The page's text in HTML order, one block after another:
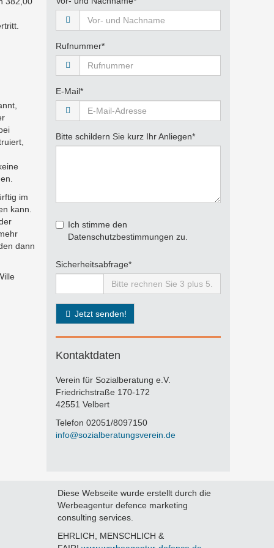
im
kann.
dann
RufnummerPflichtfeld
*
E-MailPflichtfeld
*
Bitte schildern Sie kurz Ihr AnliegenPflichtfeld
*
Ich stimme den
Datenschutzbestimmungen zu.
SicherheitsabfragePflichtfeld
*
Bitte rechnen Sie 3 plus 5.
Jetzt senden!
Kontaktdaten
Verein für Sozialberatung e.V.
Friedrichstraße 170-172
42551 Velbert
Telefon 02051/8097150
info@sozialberatungsverein.de
Diese Webseite wurde erstellt durch die
Werbeagentur defence marketing
consulting services.
EHRLICH, MENSCHLICH &